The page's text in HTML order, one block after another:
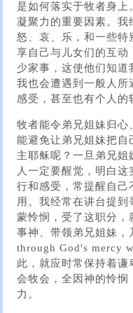
是如何落实于牧者身上
凝聚力的重要因素。我
怒、哀、乐，和一些特
享自己与儿女们的互动
少家事，这使他们知道
我也会遭遇到一般人所
感受，甚至也有个人的
牧者能令弟兄姐妹归
能避免让弟兄姐妹把
主耶稣呢？一旦弟兄姐
人一定要醒觉，明白
行和感受，常提醒自己
用。我经常在讲台提
蒙怜悯，受了这职分，
事神、带领弟兄姐妹
through God's mercy
此，就应时常保持着
会牧会，全因神的怜
力。